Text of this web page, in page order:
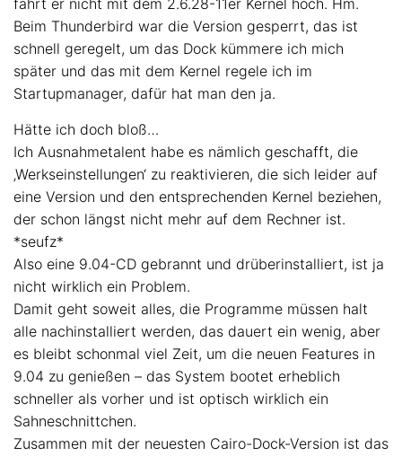
fährt er nicht mit dem 2.6.28-11er Kernel hoch. Hm.
Beim Thunderbird war die Version gesperrt, das ist
schnell geregelt, um das Dock kümmere ich mich
später und das mit dem Kernel regele ich im
Startupmanager, dafür hat man den ja.
Hätte ich doch bloß…
Ich Ausnahmetalent habe es nämlich geschafft, die
‚Werkseinstellungen‘ zu reaktivieren, die sich leider auf
eine Version und den entsprechenden Kernel beziehen,
der schon längst nicht mehr auf dem Rechner ist.
*seufz*
Also eine 9.04-CD gebrannt und drüberinstalliert, ist ja
nicht wirklich ein Problem.
Damit geht soweit alles, die Programme müssen halt
alle nachinstalliert werden, das dauert ein wenig, aber
es bleibt schonmal viel Zeit, um die neuen Features in
9.04 zu genießen – das System bootet erheblich
schneller als vorher und ist optisch wirklich ein
Sahneschnittchen.
Zusammen mit der neuesten Cairo-Dock-Version ist das